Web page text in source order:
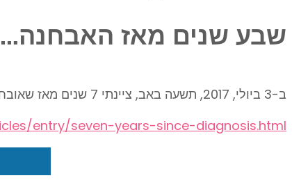
שבע שנים מאז האבחנה…
ב-3 ביולי, 2017, תשעה באב, ציינתי 7 שנים מאז שאובחנתי עם סרטן שד. שבע שנים! להמשך קריאה:…
entry/seven-years-since-diagnosis.html